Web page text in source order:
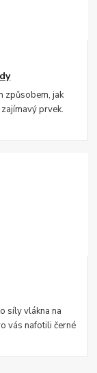
způsobem, jak
prvek.
síly vlákna na
vás nafotili černé